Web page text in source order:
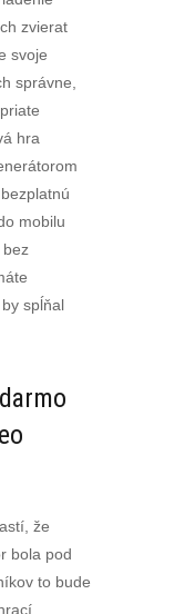
zvierat
svoje
správne,
hra
mobilu
bez
spĺňal
že
bola pod
to bude